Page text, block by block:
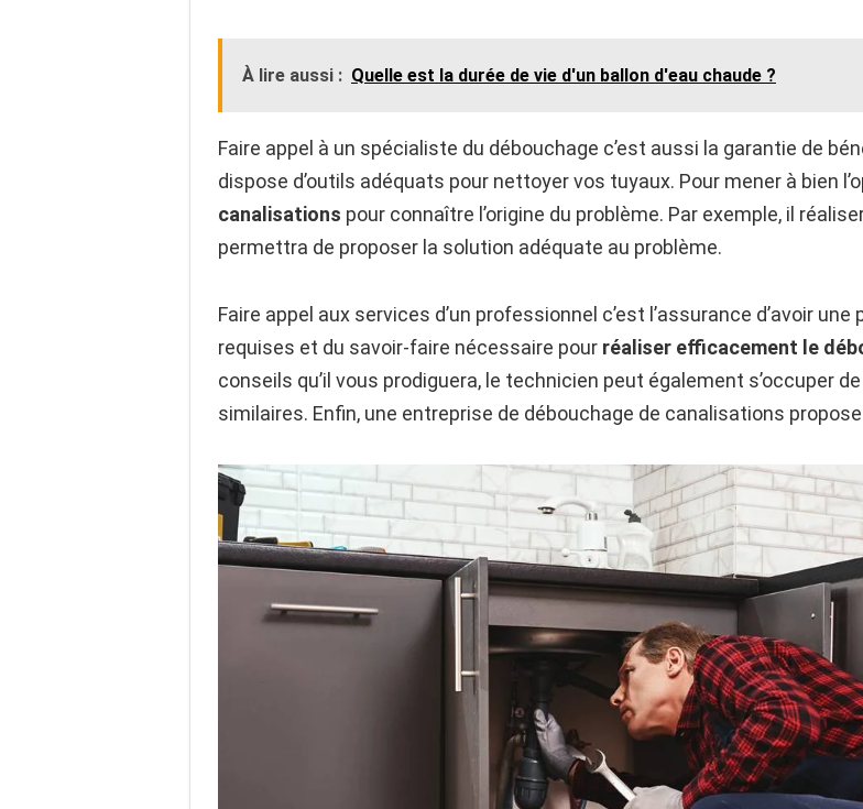
À lire aussi : Quelle est la durée de vie d'un ballon d'eau chaude ?
Faire appel à un spécialiste du débouchage c’est aussi la garantie de
dispose d’outils adéquats pour nettoyer vos tuyaux. Pour mener à bien
canalisations pour connaître l’origine du problème. Par exemple, il
permettra de proposer la solution adéquate au problème.
Faire appel aux services d’un professionnel c’est l’assurance d’avoir
requises et du savoir-faire nécessaire pour réaliser efficacement le
conseils qu’il vous prodiguera, le technicien peut également s’occuper
similaires. Enfin, une entreprise de débouchage de canalisations